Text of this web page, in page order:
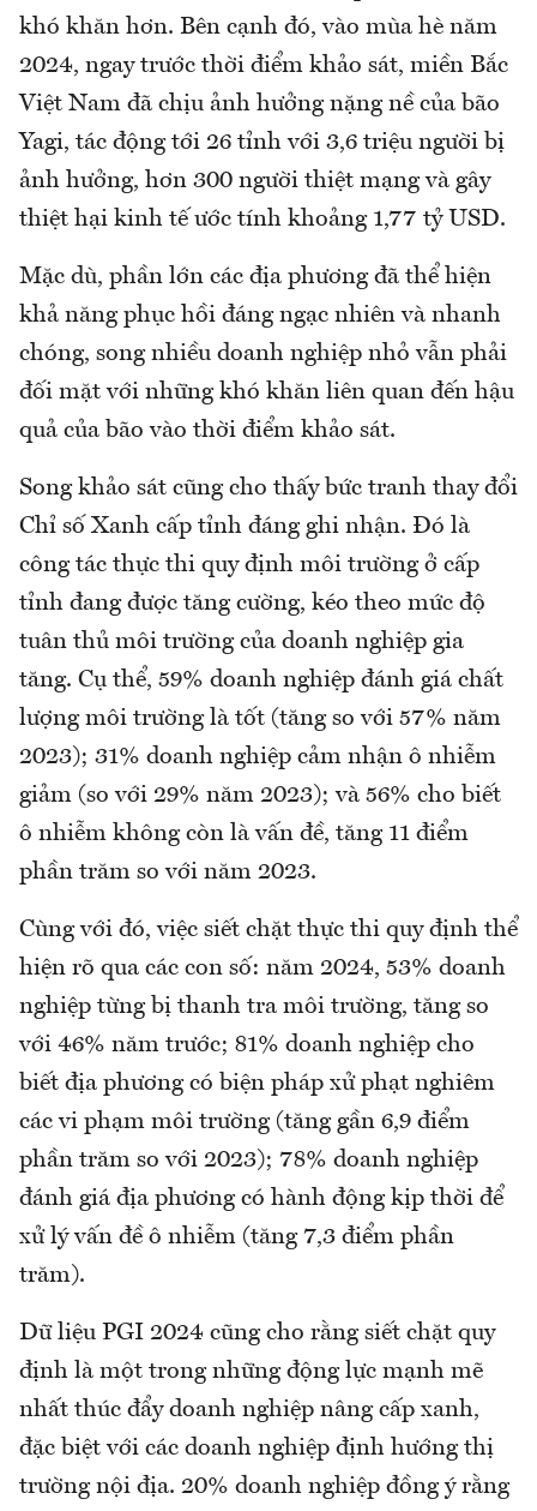
khó khăn hơn. Bên cạnh đó, vào mùa hè năm
2024, ngay trước thời điểm khảo sát, miền Bắc
Việt Nam đã chịu ảnh hưởng nặng nề của bão
Yagi, tác động tới 26 tỉnh với 3,6 triệu người bị
ảnh hưởng, hơn 300 người thiệt mạng và gây
thiệt hại kinh tế ước tính khoảng 1,77 tỷ USD.
Mặc dù, phần lớn các địa phương đã thể hiện
khả năng phục hồi đáng ngạc nhiên và nhanh
chóng, song nhiều doanh nghiệp nhỏ vẫn phải
đối mặt với những khó khăn liên quan đến hậu
quả của bão vào thời điểm khảo sát.
Song khảo sát cũng cho thấy bức tranh thay đổi
Chỉ số Xanh cấp tỉnh đáng ghi nhận. Đó là
công tác thực thi quy định môi trường ở cấp
tỉnh đang được tăng cường, kéo theo mức độ
tuân thủ môi trường của doanh nghiệp gia
tăng. Cụ thể, 59% doanh nghiệp đánh giá chất
lượng môi trường là tốt (tăng so với 57% năm
2023); 31% doanh nghiệp cảm nhận ô nhiễm
giảm (so với 29% năm 2023); và 56% cho biết
ô nhiễm không còn là vấn đề, tăng 11 điểm
phần trăm so với năm 2023.
Cùng với đó, việc siết chặt thực thi quy định thể
hiện rõ qua các con số: năm 2024, 53% doanh
nghiệp từng bị thanh tra môi trường, tăng so
với 46% năm trước; 81% doanh nghiệp cho
biết địa phương có biện pháp xử phạt nghiêm
các vi phạm môi trường (tăng gần 6,9 điểm
phần trăm so với 2023); 78% doanh nghiệp
đánh giá địa phương có hành động kịp thời để
xử lý vấn đề ô nhiễm (tăng 7,3 điểm phần
trăm).
Dữ liệu PGI 2024 cũng cho rằng siết chặt quy
định là một trong những động lực mạnh mẽ
nhất thúc đẩy doanh nghiệp nâng cấp xanh,
đặc biệt với các doanh nghiệp định hướng thị
trường nội địa. 20% doanh nghiệp đồng ý rằng